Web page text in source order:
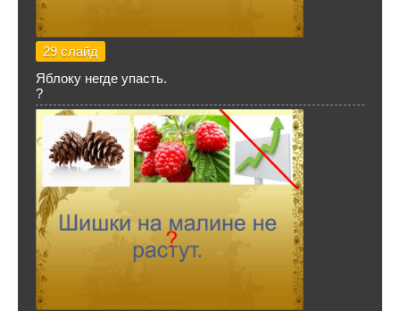
29 слайд
Яблоку негде упасть.
?